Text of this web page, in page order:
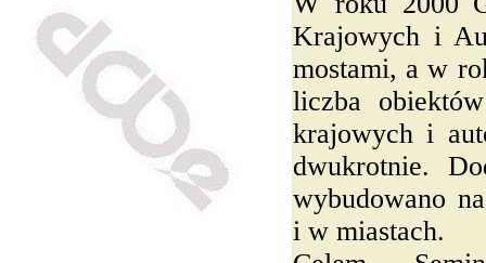
Krajowych i
mostami, a w
liczba
krajowych i
dwukrotnie.
wybudowano
i w miastach.